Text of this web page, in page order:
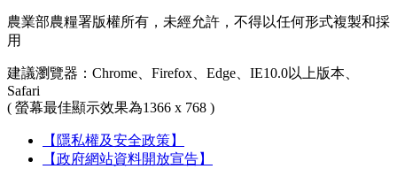
農業部農糧署版權所有，未經允許，不得以任何形式複製和採
用
建議瀏覽器：Chrome、Firefox、Edge、IE10.0以上版本、
Safari
( 螢幕最佳顯示效果為1366 x 768 )
【隱私權及安全政策】
【政府網站資料開放宣告】